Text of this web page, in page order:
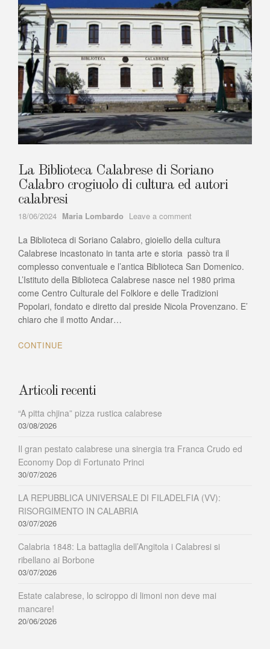
La Biblioteca Calabrese di Soriano
Calabro crogiuolo di cultura ed autori
calabresi
18/06/2024 Author
Maria Lombardo Leave a comment
Biblioteca
Calabrese
di
Soriano
Calabro
crogiuolo
di
La Biblioteca di Soriano Calabro, gioiello della cultura
Calabrese incastonato in tanta arte e storia passò tra il
complesso conventuale e l’antica Biblioteca San Domenico.
L’Istituto della Biblioteca Calabrese nasce nel 1980 prima
come Centro Culturale del Folklore e delle Tradizioni
Popolari, fondato e diretto dal preside Nicola Provenzano. E’
chiaro che il motto Andar…
CONTINUE
Articoli recenti
“A pitta chjina” pizza rustica calabrese
03/08/2026
Il gran pestato calabrese una sinergia tra Franca Crudo ed
Economy Dop di Fortunato Princi
30/07/2026
LA REPUBBLICA UNIVERSALE DI FILADELFIA (VV):
RISORGIMENTO IN CALABRIA
03/07/2026
Calabria 1848: La battaglia dell’Angitola i Calabresi si
ribellano ai Borbone
03/07/2026
Estate calabrese, lo sciroppo di limoni non deve mai
mancare!
20/06/2026